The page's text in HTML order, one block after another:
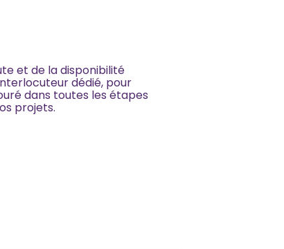
et de la disponibilité
dédié, pour
dans toutes les étapes
projets.